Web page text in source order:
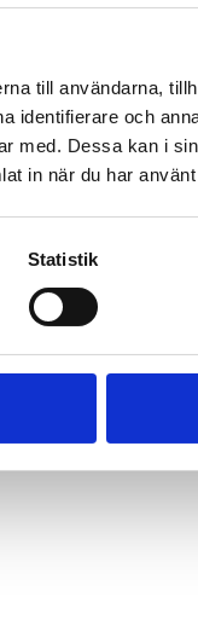
till användarna,
identifierare och
med. Dessa kan i
in när du har
Statistik